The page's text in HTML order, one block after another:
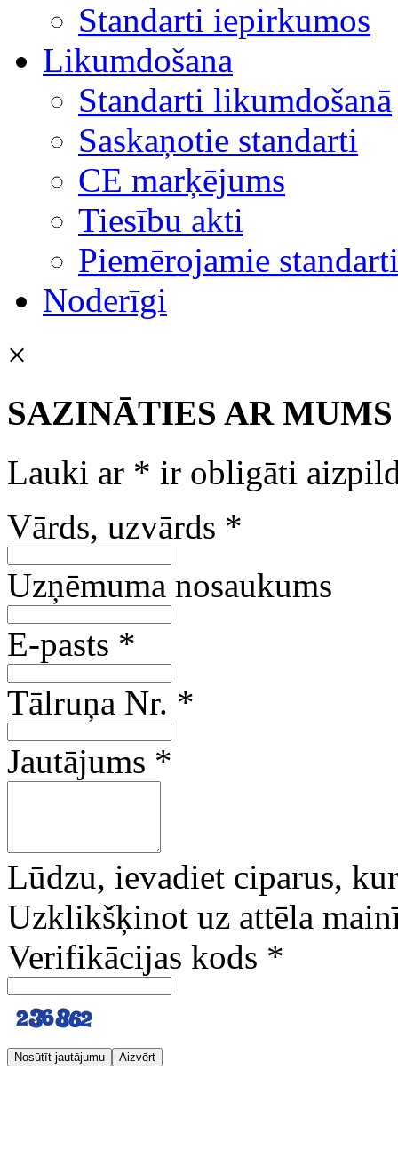
Standarti iepirkumos
Likumdošana
Standarti likumdošanā
Saskaņotie standarti
CE marķējums
Tiesību akti
Piemērojamie standarti
Noderīgi
×
SAZINĀTIES AR MUMS
Lauki ar * ir obligāti
Vārds, uzvārds *
Uzņēmuma nosaukums
E-pasts *
Tālruņa Nr. *
Jautājums *
Lūdzu, ievadiet ciparus,
Uzklikšķinot uz attēla
Verifikācijas kods *
Nosūtīt jautājumu Aizvērt